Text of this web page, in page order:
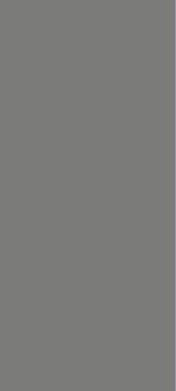
www.instagram.com/
zu https://